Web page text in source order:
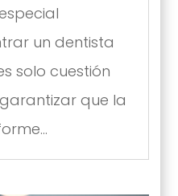
un dentista
solo cuestión
que la